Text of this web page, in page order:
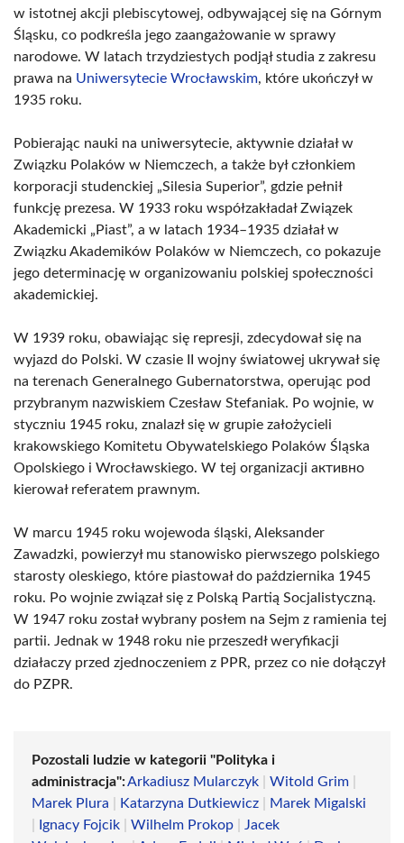
w istotnej akcji plebiscytowej, odbywającej się na Górnym
Śląsku, co podkreśla jego zaangażowanie w sprawy
narodowe. W latach trzydziestych podjął studia z zakresu
prawa na Uniwersytecie Wrocławskim, które ukończył w
1935 roku.
Pobierając nauki na uniwersytecie, aktywnie działał w
Związku Polaków w Niemczech, a także był członkiem
korporacji studenckiej „Silesia Superior”, gdzie pełnił
funkcję prezesa. W 1933 roku współzakładał Związek
Akademicki „Piast”, a w latach 1934–1935 działał w
Związku Akademików Polaków w Niemczech, co pokazuje
jego determinację w organizowaniu polskiej społeczności
akademickiej.
W 1939 roku, obawiając się represji, zdecydował się na
wyjazd do Polski. W czasie II wojny światowej ukrywał się
na terenach Generalnego Gubernatorstwa, operując pod
przybranym nazwiskiem Czesław Stefaniak. Po wojnie, w
styczniu 1945 roku, znalazł się w grupie założycieli
krakowskiego Komitetu Obywatelskiego Polaków Śląska
Opolskiego i Wrocławskiego. W tej organizacji активно
kierował referatem prawnym.
W marcu 1945 roku wojewoda śląski, Aleksander
Zawadzki, powierzył mu stanowisko pierwszego polskiego
starosty oleskiego, które piastował do października 1945
roku. Po wojnie związał się z Polską Partią Socjalistyczną.
W 1947 roku został wybrany posłem na Sejm z ramienia tej
partii. Jednak w 1948 roku nie przeszedł weryfikacji
działaczy przed zjednoczeniem z PPR, przez co nie dołączył
do PZPR.
Pozostali ludzie w kategorii "Polityka i
administracja":Arkadiusz Mularczyk Witold Grim
Marek Plura
Katarzyna Dutkiewicz
Marek Migalski
Ignacy Fojcik Wilhelm Prokop
Jacek